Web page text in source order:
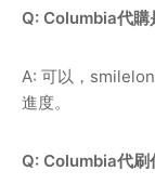
Q: Columbia代購
A: 可以，
進度。
Q: Columbia代刷